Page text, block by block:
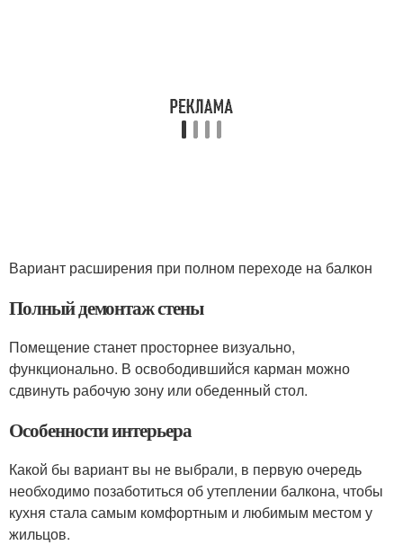
Вариант расширения при полном переходе на балкон
Полный демонтаж стены
Помещение станет просторнее визуально,
функционально. В освободившийся карман можно
сдвинуть рабочую зону или обеденный стол.
Особенности интерьера
Какой бы вариант вы не выбрали, в первую очередь
необходимо позаботиться об утеплении балкона, чтобы
кухня стала самым комфортным и любимым местом у
жильцов.